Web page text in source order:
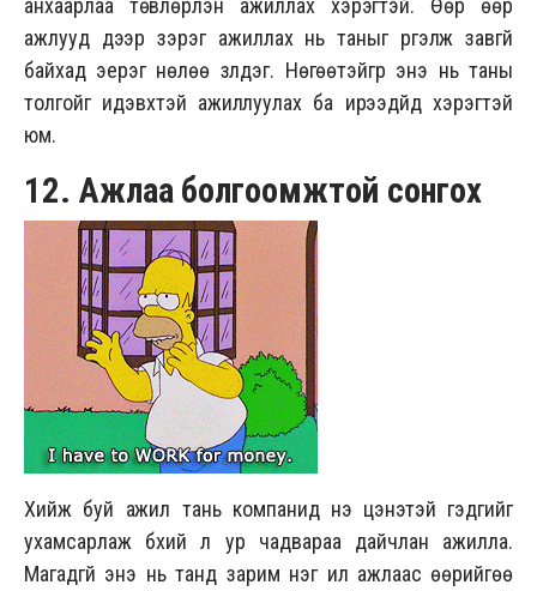
ажлууд дээр зэрэг ажиллах нь таныг үргэлж завгүй
байхад эерэг нөлөө үзүүлдэг. Нөгөөтэйгүүр энэ нь таны
толгойг идэвхтэй ажиллуулах ба ирээдүйд хэрэгтэй
юм.
12. Ажлаа болгоомжтой сонгох
Хийж буй ажил тань компанид үнэ цэнэтэй гэдгийг
ухамсарлаж бүхий л ур чадвараа дайчлан ажилла.
Магадгүй энэ нь танд зарим нэг илүү ажлаас өөрийгөө